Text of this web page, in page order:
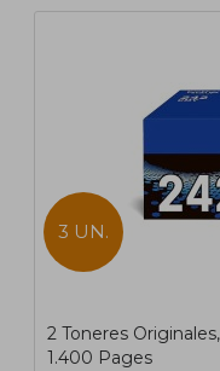
3 UN.
2 Toneres
1.400 Pages